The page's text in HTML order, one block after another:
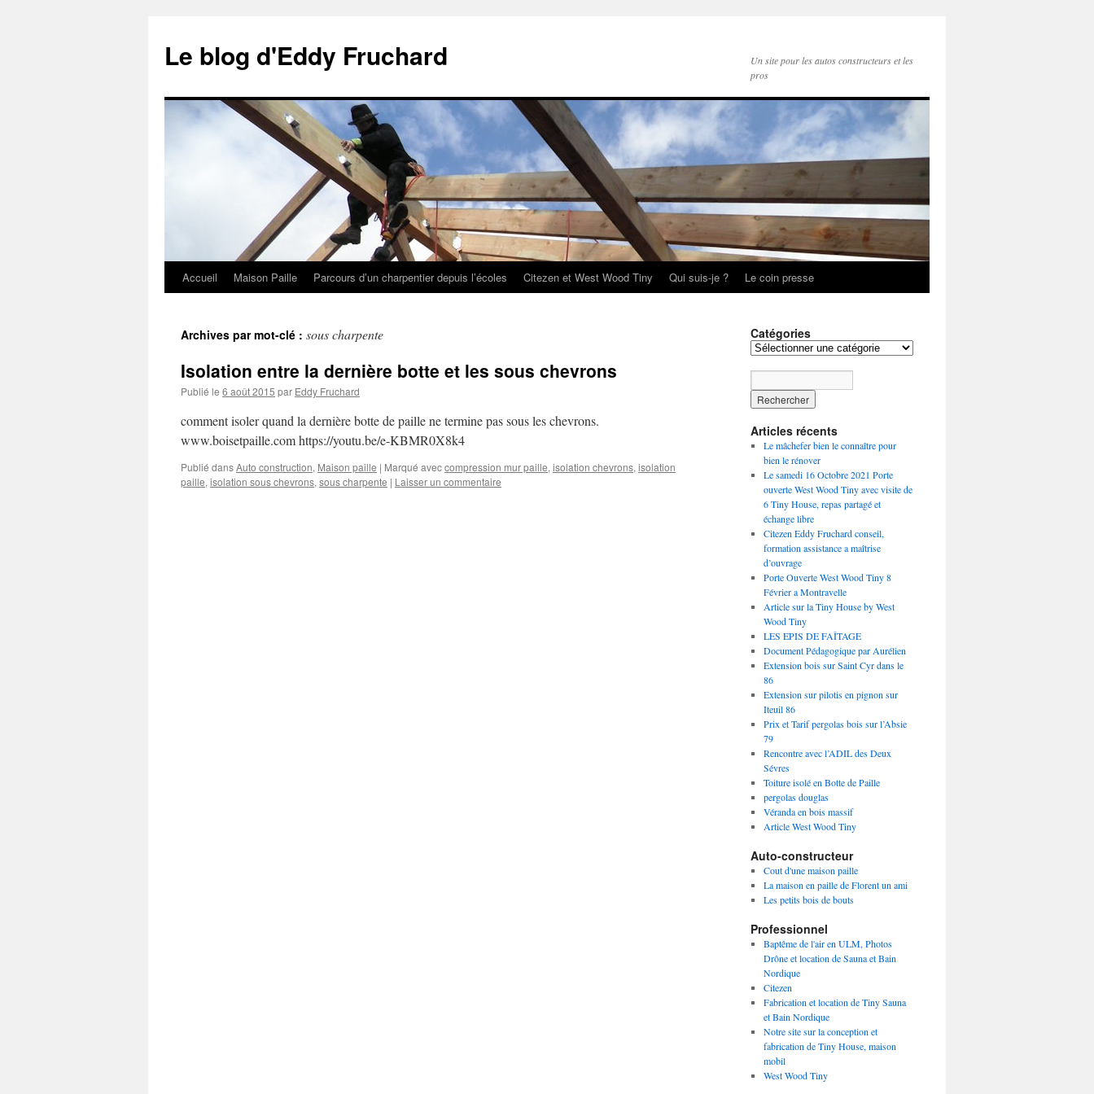
Le blog d'Eddy Fruchard
Un site pour les autos constructeurs et les
pros
Aller
contenu
Accueil Maison Paille Parcours d’un charpentier depuis l’écoles Citezen et West Wood Tiny Qui suis-je ? Le coin presse
Archives par mot-clé : sous charpente
Isolation entre la dernière botte et les sous chevrons
Publié le 6 août 2015 par Eddy Fruchard
comment isoler quand la dernière botte de paille ne termine pas sous les chevrons.
www.boisetpaille.com https://youtu.be/e-KBMR0X8k4
Publié dansAuto construction, Maison paille | Marqué aveccompression mur paille, isolation chevrons, isolation
paille, isolation sous chevrons, sous charpente | Laisser un commentaire
Catégories
Catégories
Articles récents
Le mâchefer bien le connaître pour
bien le rénover
Le samedi 16 Octobre 2021 Porte
ouverte West Wood Tiny avec visite de
6 Tiny House, repas partagé et
échange libre
Citezen Eddy Fruchard conseil,
formation assistance a maîtrise
d’ouvrage
Porte Ouverte West Wood Tiny 8
Février a Montravelle
Article sur la Tiny House by West
Wood Tiny
LES EPIS DE FAÎTAGE
Document Pédagogique par Aurélien
Extension bois sur Saint Cyr dans le
86
Extension sur pilotis en pignon sur
Iteuil 86
Prix et Tarif pergolas bois sur l’Absie
79
Rencontre avec l’ADIL des Deux
Sévres
Toiture isolé en Botte de Paille
pergolas douglas
Véranda en bois massif
Article West Wood Tiny
Auto-constructeur
Cout d'une maison paille
La maison en paille de Florent un ami
Les petits bois de bouts
Professionnel
Baptême de l'air en ULM, Photos
Drône et location de Sauna et Bain
Nordique
Citezen
Fabrication et location de Tiny Sauna
et Bain Nordique
Notre site sur la conception et
fabrication de Tiny House, maison
mobil
West Wood Tiny